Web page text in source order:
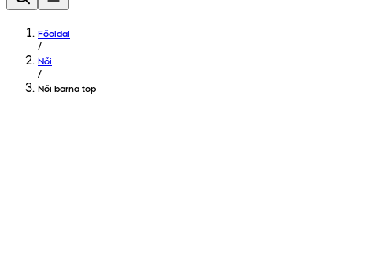
Főoldal
/
Női
/
Női barna top